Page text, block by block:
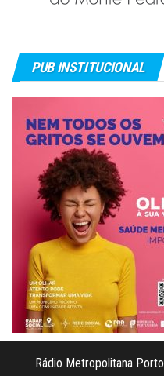
PUB INSTITUCIONAL
Rádio Metropolitana Porto